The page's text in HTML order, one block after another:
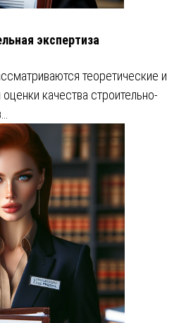
экспертиза
теоретические и
качества строительно-